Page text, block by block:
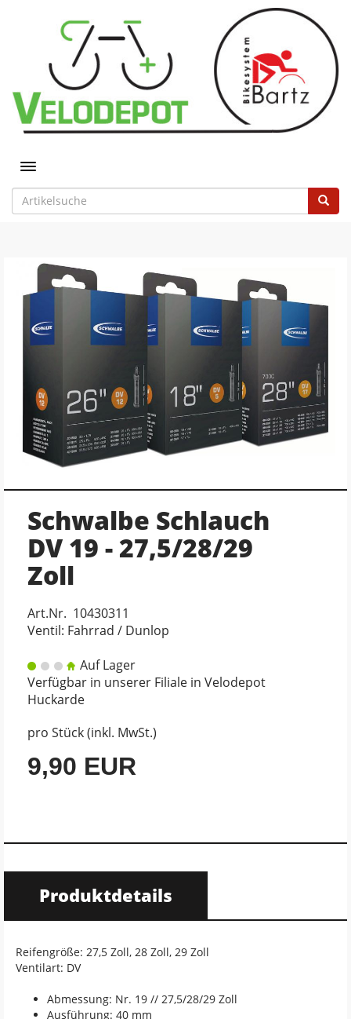
Toggle navigation
Schwalbe Schlauch
DV 19 - 27,5/28/29
Zoll
Art.Nr. 10430311
Ventil: Fahrrad / Dunlop
Auf Lager
Verfügbar in unserer Filiale in Velodepot
Huckarde
pro Stück (inkl. MwSt.)
9,90 EUR
Produktdetails
Reifengröße: 27,5 Zoll, 28 Zoll, 29 Zoll
Ventilart: DV
Abmessung: Nr. 19 // 27,5/28/29 Zoll
Ausführung: 40 mm